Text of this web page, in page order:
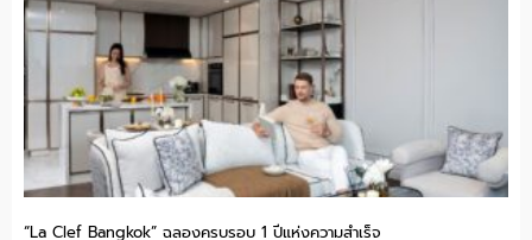
“La Clef Bangkok” ฉลองครบรอบ 1 ปีแห่งความสำเร็จ